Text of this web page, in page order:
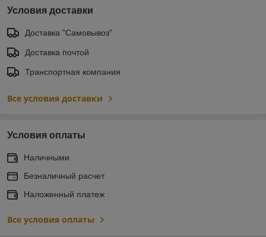
Условия доставки
Доставка "Самовывоз"
Доставка почтой
Транспортная компания
Все условия доставки
Условия оплаты
Наличными
Безналичный расчет
Наложенный платеж
Все условия оплаты